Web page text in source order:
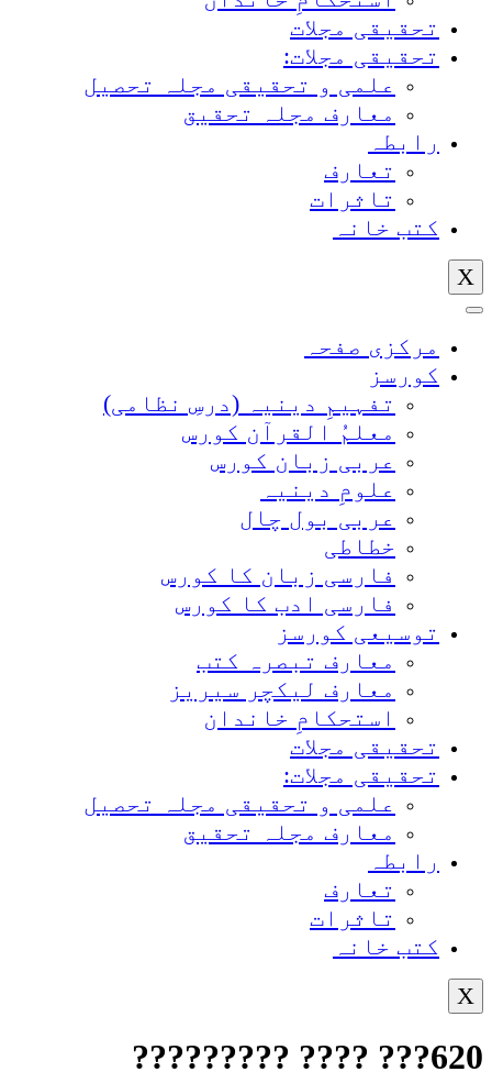
تحقیقی مجلات
تحقیقی مجلات:
علمی و تحقیقی مجلہ تحصیل
معارف مجلہ تحقیق
رابطہ
تعارف
تاثرات
کتب خانہ
X
مرکزی صفحہ
کورسز
تفہیمِ دینیہ (درسِ نظامی)
معلمُ القرآن کورس
عربی زبان کورس
علومِ دینیہ
عربی بول چال
خطاطی
فارسی زبان کا کورس
فارسی ادب کا کورس
توسیعی کورسز
معارف تبصرہ کتب
معارف لیکچر سیریز
استحکامِ خاندان
تحقیقی مجلات
تحقیقی مجلات:
علمی و تحقیقی مجلہ تحصیل
معارف مجلہ تحقیق
رابطہ
تعارف
تاثرات
کتب خانہ
X
620??? ???? ?????????